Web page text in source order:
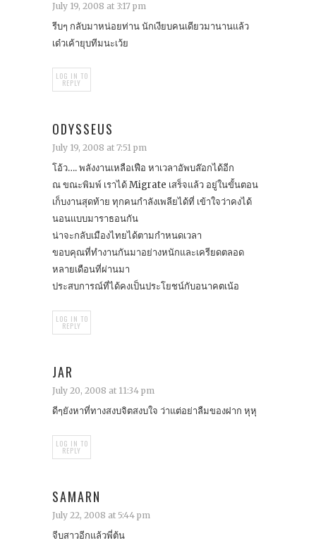
July 19, 2008 at 3:17 pm
รีบๆ กลับมาหน่อยท่าน นักเงียบคนเดียวมานานแล้ว
เด๋วเค้ายุบทีมนะเว้ย
LOG IN TO
REPLY
ODYSSEUS
July 19, 2008 at 7:51 pm
โอ้ว…. พลังงานเหลือเฟือ หาเวลาอัพบล๊อกได้อีก
ณ ขณะพิมพ์ เราได้ Migrate เสร็จแล้ว อยู่ในขั้นตอน
เก็บงานสุดท้าย ทุกคนกำลังเพลียได้ที่ เข้าใจว่าคงได้
นอนแบบมาราธอนกัน
น่าจะกลับเมืองไทยได้ตามกำหนดเวลา
ขอบคุณที่ทำงานกันมาอย่างหนักและเครียดตลอด
หลายเดือนที่ผ่านมา
ประสบการณ์ที่ได้คงเป็นประโยชน์กับอนาคตเน้อ
LOG IN TO
REPLY
JAR
July 20, 2008 at 11:34 pm
ดีๆยังหาที่ทางสงบจิตสงบใจ ว่าแต่อย่าลืมของฝาก หุหุ
LOG IN TO
REPLY
SAMARN
July 22, 2008 at 5:44 pm
จีบสาวอีกแล้วพี่ต้น